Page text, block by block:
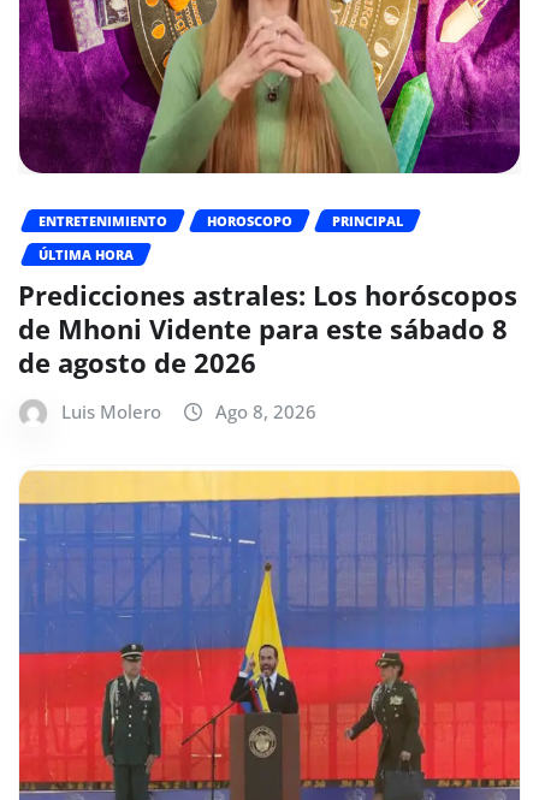
ENTRETENIMIENTO HOROSCOPO
PRINCIPAL
ÚLTIMA HORA
Predicciones astrales: Los horóscopos
de Mhoni Vidente para este sábado 8
de agosto de 2026
Luis Molero Ago 8, 2026